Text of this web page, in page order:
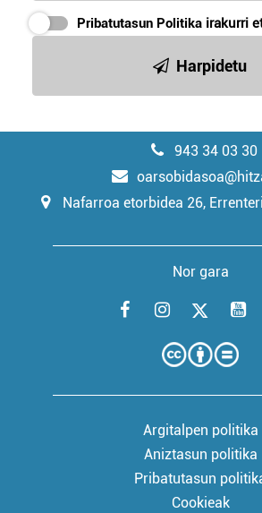
Pribatutasun Politika irakurri
Harpidetu
943 34 03 30
Nafarroa etorbidea 26,
Nor gara
Argitalpen politika
Aniztasun politika
Pribatutasun
Cookieak